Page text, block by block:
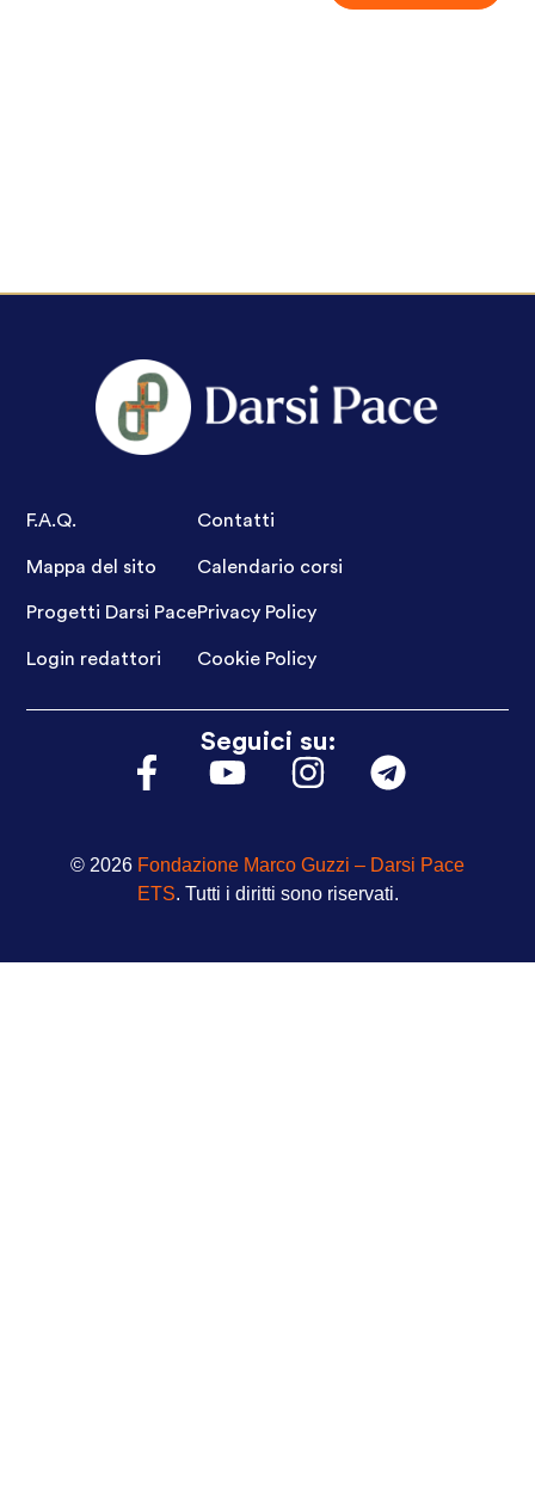
F.A.Q.
Mappa del sito
Progetti Darsi Pace
Login redattori
Contatti
Calendario corsi
Privacy Policy
Cookie Policy
Seguici su:
© 2026 Fondazione Marco Guzzi – Darsi Pace
ETS. Tutti i diritti sono riservati.